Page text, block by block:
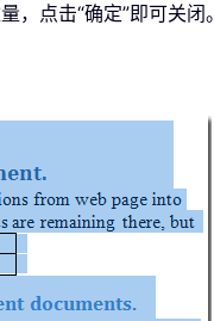
点击“确定”即可关闭。